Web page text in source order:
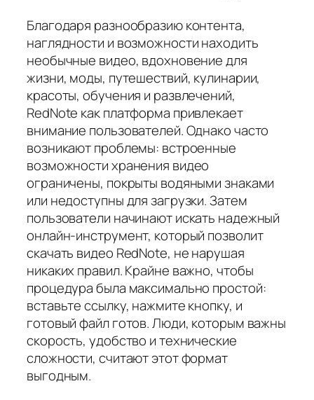
Благодаря разнообразию контента,
наглядности и возможности находить
необычные видео, вдохновение для
жизни, моды, путешествий, кулинарии,
красоты, обучения и развлечений,
RedNote как платформа привлекает
внимание пользователей. Однако часто
возникают проблемы: встроенные
возможности хранения видео
ограничены, покрыты водяными знаками
или недоступны для загрузки. Затем
пользователи начинают искать надежный
онлайн-инструмент, который позволит
скачать видео RedNote, не нарушая
никаких правил. Крайне важно, чтобы
процедура была максимально простой:
вставьте ссылку, нажмите кнопку, и
готовый файл готов. Люди, которым важны
скорость, удобство и технические
сложности, считают этот формат
выгодным.